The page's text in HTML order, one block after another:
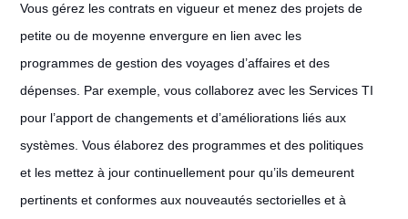
Vous gérez les contrats en vigueur et menez des projets de
petite ou de moyenne envergure en lien avec les
programmes de gestion des voyages d’affaires et des
dépenses. Par exemple, vous collaborez avec les Services TI
pour l’apport de changements et d’améliorations liés aux
systèmes. Vous élaborez des programmes et des politiques
et les mettez à jour continuellement pour qu’ils demeurent
pertinents et conformes aux nouveautés sectorielles et à